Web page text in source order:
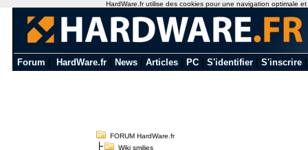
Forum HardWare.fr News Articles PC S'identifier S'inscrire
FORUM HardWare.fr
Wiki smilies
HardWare.fr utilise des cookies pour une navigation optimale